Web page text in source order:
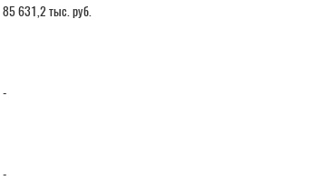
85 631,2 тыс. руб.
-
-